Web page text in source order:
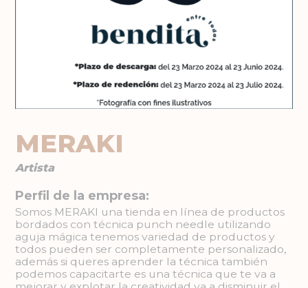
MERAKI
Artista
Perfil de la empresa:
Somos MERAKI una tienda en línea de productos
bordados con técnica punch needle utilizando
aguja mágica tenemos variedad de productos y
todos pueden ser completamente personalizado,
además si queres aprender la técnica también
podemos capacitarte es una técnica que te va a